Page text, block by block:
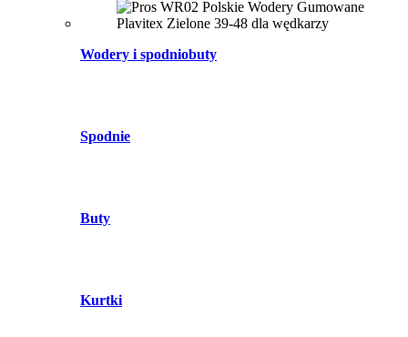
Wodery i spodniobuty
Spodnie
Buty
Kurtki